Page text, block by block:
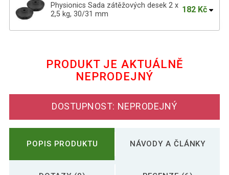
Physionics Sada zátěžových desek 2 x
2,5 kg, 30/31 mm
182 Kč
Physionics Sada zátěžových desek 2 x 5
PRODUKT JE AKTUÁLNĚ
NEPRODEJNÝ
DOSTUPNOST: NEPRODEJNÝ
POPIS PRODUKTU NÁVODY A ČLÁNKY